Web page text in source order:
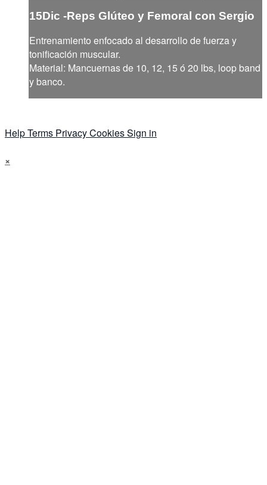
15Dic -Reps Glúteo y Femoral con Sergio
Entrenamiento enfocado al desarrollo de fuerza y
tonificación muscular.
Material: Mancuernas de 10, 12, 15 ó 20 lbs, loop band
y banco.
HelpTerms PrivacyCookiesSign in
×